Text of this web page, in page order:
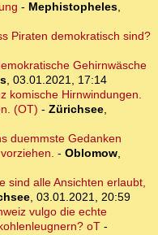
- Mephistopheles,
Piraten demokratisch sind?
Gehirnwäsche
, 03.01.2021, 17:14
komische Hirnwindungen.
(OT) - Zürichsee,
duemmste Gedanken
- Oblomow,
sind alle Ansichten erlaubt,
, 03.01.2021, 20:59
vulgo die echte
oT -